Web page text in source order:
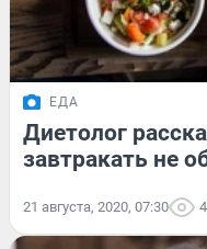
ЕДА
Диетолог
завтракать не
21 августа, 2020, 07:30